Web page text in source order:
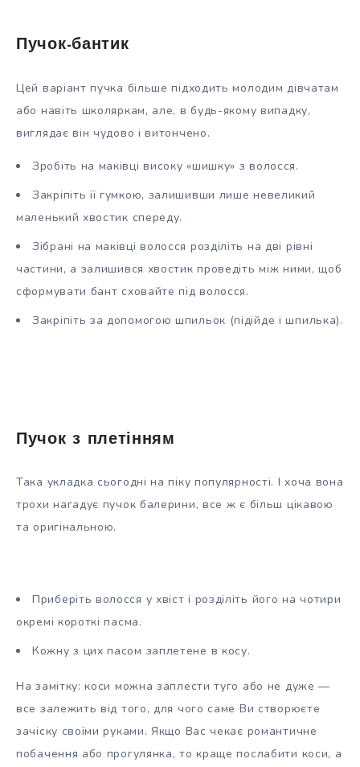
Пучок-бантик
Цей варіант пучка більше підходить молодим дівчатам
або навіть школяркам, але, в будь-якому випадку,
виглядає він чудово і витончено.
Зробіть на маківці високу «шишку» з волосся.
Закріпіть її гумкою, залишивши лише невеликий
маленький хвостик спереду.
Зібрані на маківці волосся розділіть на дві рівні
частини, а залишився хвостик проведіть між ними, щоб
сформувати бант сховайте під волосся.
Закріпіть за допомогою шпильок (підійде і шпилька).
Пучок з плетінням
Така укладка сьогодні на піку популярності. І хоча вона
трохи нагадує пучок балерини, все ж є більш цікавою
та оригінальною.
Приберіть волосся у хвіст і розділіть його на чотири
окремі короткі пасма.
Кожну з цих пасом заплетене в косу.
На замітку: коси можна заплести туго або не дуже —
все залежить від того, для чого саме Ви створюєте
зачіску своїми руками. Якщо Вас чекає романтичне
побачення або прогулянка, то краще послабити коси, а